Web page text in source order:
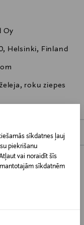
sīkdatnes ļauj
piekrišanu
vai noraidīt šīs
sīkdatnēm
Oy
Helsinki, Finland
roku ziepes
par to nav jāpaziņo
un dabiskiem